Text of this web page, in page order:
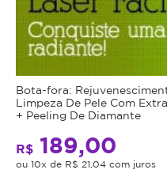
Bota-fora:
Limpeza De Pele Com
+ Peeling De Diamante
R$ 189,00
ou 10x de R$ 21,04 com juros